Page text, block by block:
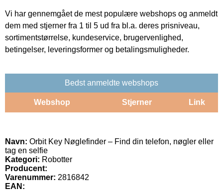
Vi har gennemgået de mest populære webshops og anmeldt
dem med stjerner fra 1 til 5 ud fra bl.a. deres prisniveau,
sortimentstørrelse, kundeservice, brugervenlighed,
betingelser, leveringsformer og betalingsmuligheder.
Bedst anmeldte webshops
Webshop Stjerner Link
Navn: Orbit Key Nøglefinder – Find din telefon, nøgler eller
tag en selfie
Kategori: Robotter
Producent:
Varenummer: 2816842
EAN: